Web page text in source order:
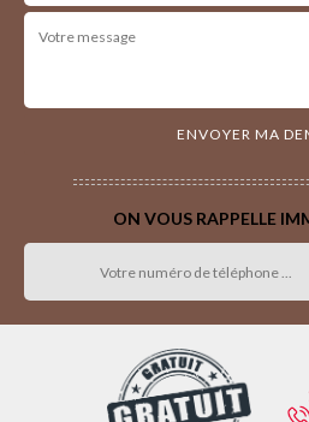
ON VOUS RAPPELLE